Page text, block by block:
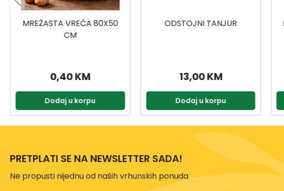
ODSTOJNI TANJUR
13,00 KM
Dodaj u korpu
KINZO VRTNE VEZICE 20/1
4,20 KM
Dodaj u korpu
PRETPLATI SE NA NEWSLETTER SADA!
Ne propusti nijednu od naših vrhunskih ponuda